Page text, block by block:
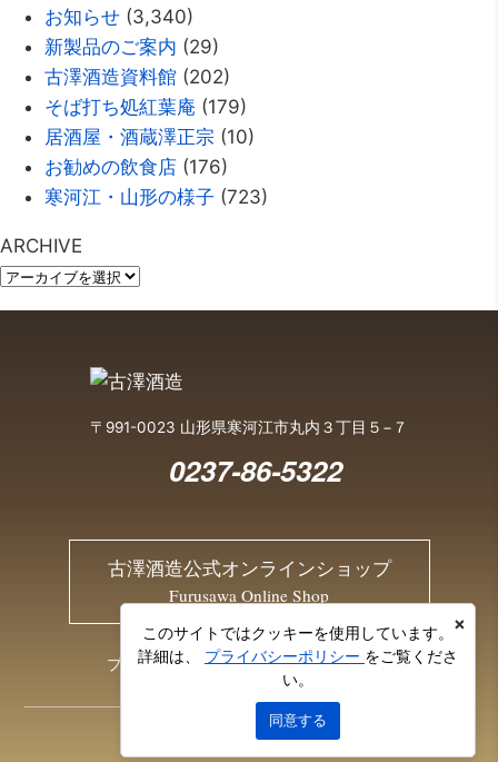
お知らせ (3,340)
新製品のご案内 (29)
古澤酒造資料館 (202)
そば打ち処紅葉庵 (179)
居酒屋・酒蔵澤正宗 (10)
お勧めの飲食店 (176)
寒河江・山形の様子 (723)
ARCHIVE
〒991-0023 山形県寒河江市丸内３丁目５−７
0237-86-5322
古澤酒造公式オンラインショップ
Furusawa Online Shop
プライバシーポリシー お問い合わせ
© 2026 Furusawa Sake Brewery Co., Ltd.
このサイトではクッキーを使用しています。
詳細は、 プライバシーポリシー をご覧くださ
い。
同意する
×